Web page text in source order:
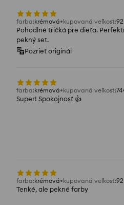
farba:krémová kupovaná veľkosť:92
Pohodlné tričká pre dieťa.
pekný set.
Pozrieť originál
farba:krémová kupovaná veľkosť:74
Super! Spokojnosť 👍️
farba:krémová kupovaná veľkosť:92
Tenké, ale pekné farby